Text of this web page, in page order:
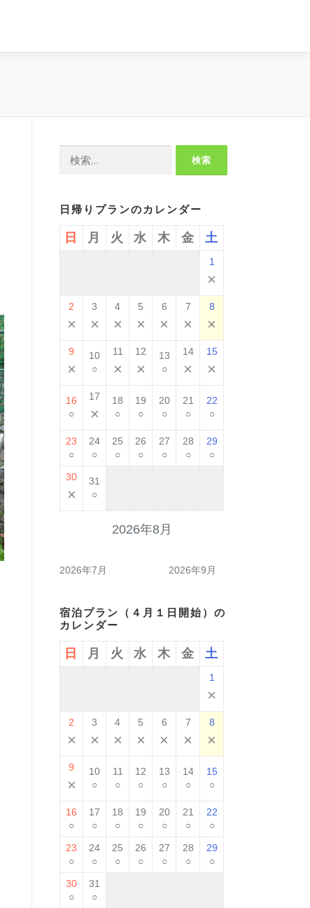
日帰りプランのカレンダー
2026年8月
日 月 火 水 木 金 土
1
×
2
×
3
×
4
×
5
×
6
×
7
×
8
×
9
×
10
○
11
×
12
×
13
○
14
×
15
×
16
○
17
×
18
○
19
○
20
○
21
○
22
○
23
○
24
○
25
○
26
○
27
○
28
○
29
○
30
×
31
○
2026年7月 2026年9月
宿泊プラン（４月１日開始）の
カレンダー
日 月 火 水 木 金 土
1
×
2
×
3
×
4
×
5
×
6
×
7
×
8
×
9
×
10
○
11
○
12
○
13
○
14
○
15
○
16
○
17
○
18
○
19
○
20
○
21
○
22
○
23
○
24
○
25
○
26
○
27
○
28
○
29
○
30
○
31
○